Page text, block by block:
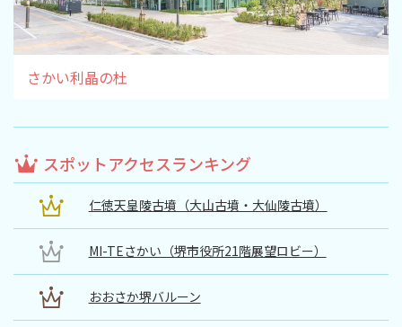
さかい利晶の杜
スポットアクセスランキング
仁徳天皇陵古墳（大山古墳・大仙陵古墳）
MI-TEさかい（堺市役所21階展望ロビー）
おおさか堺バルーン